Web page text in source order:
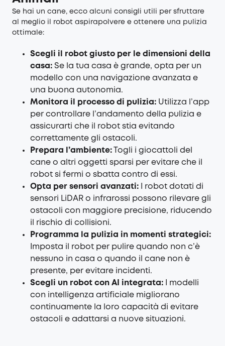
Se hai un cane, ecco alcuni consigli utili per sfruttare
al meglio il robot aspirapolvere e ottenere una pulizia
ottimale:
Scegli il robot giusto per le dimensioni della
casa: Se la tua casa è grande, opta per un
modello con una navigazione avanzata e
una buona autonomia.
Monitora il processo di pulizia: Utilizza l’app
per controllare l’andamento della pulizia e
assicurarti che il robot stia evitando
correttamente gli ostacoli.
Prepara l’ambiente: Togli i giocattoli del
cane o altri oggetti sparsi per evitare che il
robot si fermi o sbatta contro di essi.
Opta per sensori avanzati: I robot dotati di
sensori LiDAR o infrarossi possono rilevare gli
ostacoli con maggiore precisione, riducendo
il rischio di collisioni.
Programma la pulizia in momenti strategici:
Imposta il robot per pulire quando non c’è
nessuno in casa o quando il cane non è
presente, per evitare incidenti.
Scegli un robot con AI integrata: I modelli
con intelligenza artificiale migliorano
continuamente la loro capacità di evitare
ostacoli e adattarsi a nuove situazioni.